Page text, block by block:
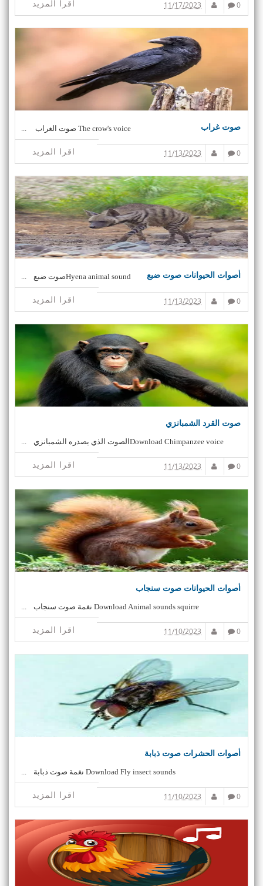
اقرا المزيد 0
11/17/2023
صوت غراب The crow's voice صوت الغراب ...
اقرا المزيد 0
11/13/2023
أصوات الحيوانات صوت ضبع Hyena animal soundصوت ضبع ...
اقرا المزيد 0
11/13/2023
صوت القرد الشمبانزي
Download Chimpanzee voiceالصوت الذي يصدره الشمبانزي ...
اقرا المزيد 0
11/13/2023
أصوات الحيوانات صوت سنجاب
Download Animal sounds squirre نغمة صوت سنجاب ...
اقرا المزيد 0
11/10/2023
أصوات الحشرات صوت ذبابة
Download Fly insect sounds نغمة صوت ذبابة ...
اقرا المزيد 0
11/10/2023